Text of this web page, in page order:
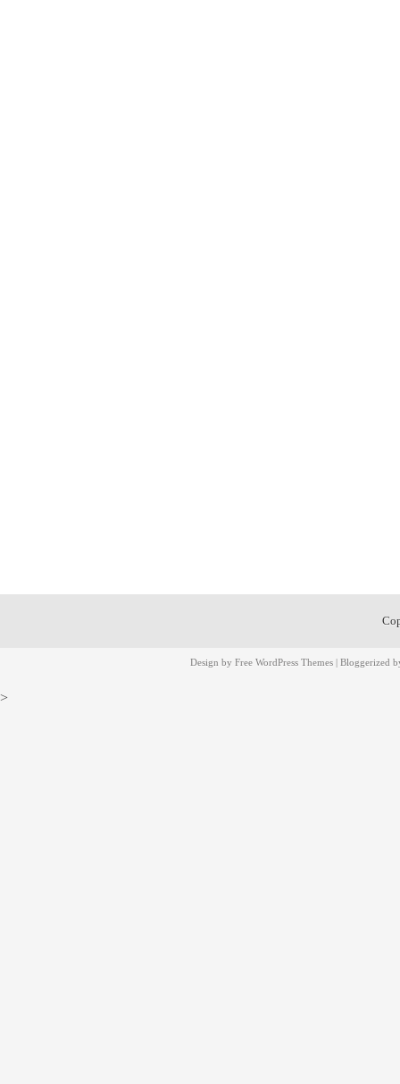
Design by Free WordPress Themes | Bloggerized
>